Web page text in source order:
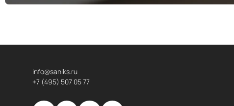
info@saniks.ru
+7 (495) 507 05 77